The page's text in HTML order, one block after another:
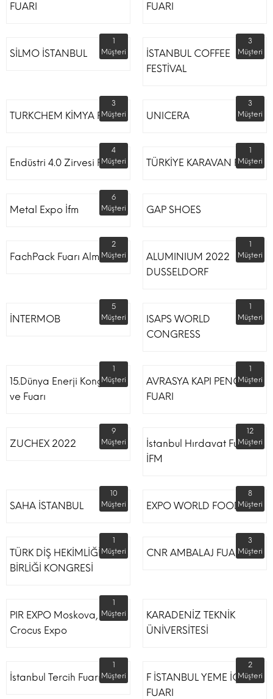
FUARI
FUARI
SİLMO İSTANBUL
1
Müşteri
İSTANBUL COFFEE
FESTİVAL
3
Müşteri
TURKCHEM KİMYA FUARI
3
Müşteri
UNICERA
3
Müşteri
Endüstri 4.0 Zirvesi Fuarı
4
Müşteri
TÜRKİYE KARAVAN FUARI
1
Müşteri
Metal Expo İfm
6
Müşteri
GAP SHOES
FachPack Fuarı Almanya
2
Müşteri
ALUMINIUM 2022
DUSSELDORF
1
Müşteri
İNTERMOB
5
Müşteri
ISAPS WORLD
CONGRESS
1
Müşteri
15.Dünya Enerji Kongresi
ve Fuarı
1
Müşteri
AVRASYA KAPI PENCERE
FUARI
1
Müşteri
ZUCHEX 2022
9
Müşteri
İstanbul Hırdavat Fuarı
İFM
12
Müşteri
SAHA İSTANBUL
10
Müşteri
EXPO WORLD FOOD
8
Müşteri
TÜRK DİŞ HEKİMLİĞİ
BİRLİĞİ KONGRESİ
1
Müşteri
CNR AMBALAJ FUARI
3
Müşteri
PIR EXPO Moskova,
Crocus Expo
1
Müşteri
KARADENİZ TEKNİK
ÜNİVERSİTESİ
İstanbul Tercih Fuarı
1
Müşteri
F İSTANBUL YEME İÇME
FUARI
2
Müşteri